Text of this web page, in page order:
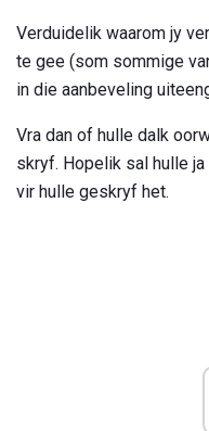
Verduidelik waarom jy
te gee (som sommige
in die aanbeveling
Vra dan of hulle dalk
skryf. Hopelik sal hulle
vir hulle geskryf het.